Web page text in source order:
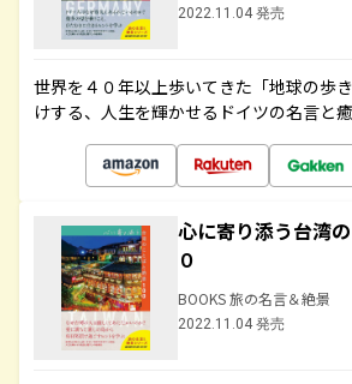
2022.11.04 発売
世界を４０年以上歩いてきた「地球の歩
けする、人生を輝かせるドイツの名言と
心に寄り添う台湾
０
BOOKS 旅の名言＆絶景
2022.11.04 発売